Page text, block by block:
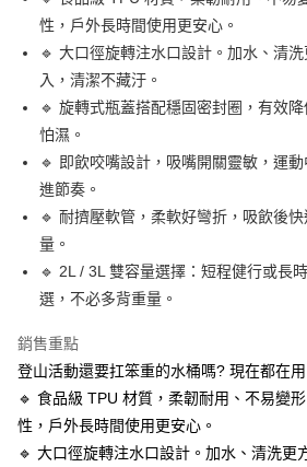
華南商業銀行
彰化商
上海商業儲蓄銀行
國泰世華商業銀行
兆豐國
臺灣中小企業銀行
匯豐（台灣）商業銀行
華泰商
聯邦商業銀行
遠東
元大商業銀行
玉山商業銀行
星展（
台新國際商業銀行
台灣樂天信用卡公司
LINE Pay
Apple Pay
街口支付
AFTEE先享後付
相關說明
【關於「AFTEE先享後付」】
AFTEE先享後付是「在收到商品之後才付款」的
便利好安心！
１．簡單：不需註冊會員、不需綁卡、不需儲值。
３．安心：先確認商品／服務後，再付款。
【「AFTEE先享後付」結帳流程】
１．於結帳方式選擇「AFTEE先享後付」後，將
結帳頁面，進行簡訊認證並確認金額後，即可完
３．收到繳費通知簡訊後14天內，點擊此簡訊中
運送方式
全家取貨付款
每筆NT$60，滿NT$399(含以上)免運費
付款後全家取貨
每筆NT$60，滿NT$399(含以上)免運費
性，戶外長時間使用更安心。
🔹 大口徑旋轉注水口設計。加水、清
入，清潔不藏汙。
🔹 旋轉式瓶蓋搭配穩固密封圈，有效
怕濕。
🔹 即飲咬嘴設計，吸嘴開關靈敏，運
進節奏。
🔹 耐擠壓軟管，柔軟好彎折，吸飲後
量。
🔹 2L / 3L 雙容量選擇：短程健行或長
選，不必多背重量。
銷售重點
登山活動還要扛笨重的水桶嗎? 現在都在用
🔹 食品級 TPU 材質，柔韌耐用、不易變
性，戶外長時間使用更安心。
🔹 大口徑旋轉注水口設計。加水、清洗更